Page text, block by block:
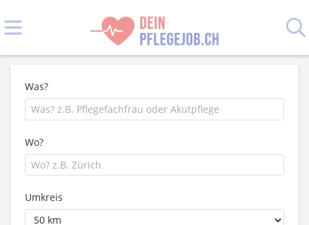
Was?
Wo?
Umkreis